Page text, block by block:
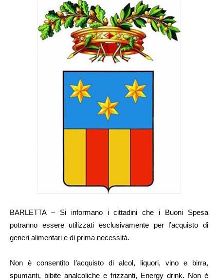
BARLETTA – Si informano i cittadini che i Buoni Spesa
potranno essere utilizzati esclusivamente per l’acquisto di
generi alimentari e di prima necessità.
Non è consentito l’acquisto di alcol, liquori, vino e birra,
spumanti, bibite analcoliche e frizzanti, Energy drink. Non è